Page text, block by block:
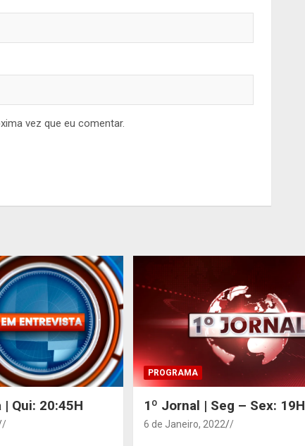
vez que eu comentar.
Qui: 20:45H
/
PROGRAMA
1º Jornal | Seg – Sex: 19H
6 de Janeiro, 2022 /